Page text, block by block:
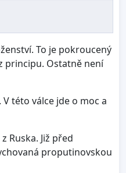
To je pokroucený
principu. Ostatně není
této válce jde o moc a
Ruska. Již před
proputinovskou